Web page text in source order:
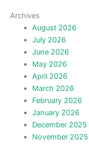
Archives
August 2026
July 2026
June 2026
May 2026
April 2026
March 2026
February 2026
January 2026
December 2025
November 2025